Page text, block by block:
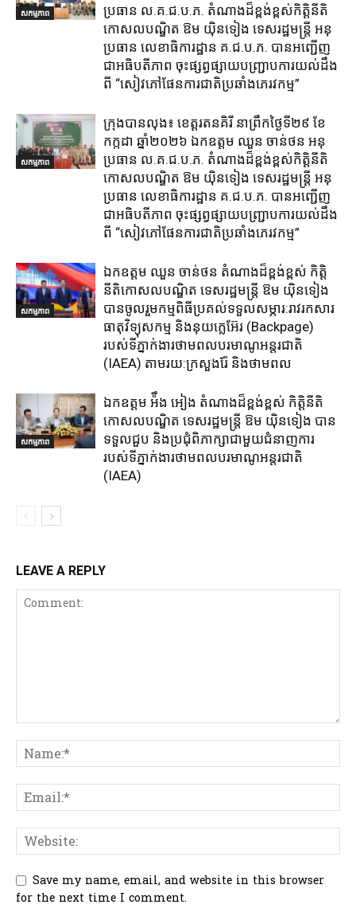
សកម្មភាព
ប្រធាន ល.គ.ជ.ប.ភ. តំណាង​ដ៏ខ្ពង់ខ្ពស់​កិត្តិនីតិ
កោសលបណ្ឌិត​ ឱម​ យ៉ិនទៀង​ ទេសរដ្ឋមន្រ្តី​ អនុ
ប្រធាន​ លេខាធិការ​ដ្ឋាន​ គ.ជ.ប.ភ​. បានអញ្ជើញ
ជាអធិបតីភាព​ ចុះផ្សព្វផ្សាយ​បញ្ជ្រាប​ការ​យល់​ដឹង​
ពី​ “សៀវភៅផែនការជាតិប្រឆាំងភេរវកម្ម”
សកម្មភាព
ក្រុង​បាន​លុង​៖ ខេត្ត​រតនគិរី​ នាព្រឹកថ្ងៃទី២៩ ខែ
កក្កដា ឆ្នាំ២០២៦ ឯកឧត្តម​ ឈួន ចាន់ថន អនុ
ប្រធាន ល.គ.ជ.ប.ភ. តំណាង​ដ៏ខ្ពង់ខ្ពស់​កិត្តិនីតិ
កោសលបណ្ឌិត​ ឱម​ យ៉ិនទៀង​ ទេសរដ្ឋមន្រ្តី​ អនុ
ប្រធាន​ លេខាធិការ​ដ្ឋាន​ គ.ជ.ប.ភ​. បានអញ្ជើញ
ជាអធិបតីភាព​ ចុះផ្សព្វផ្សាយ​បញ្ជ្រាប​ការ​យល់​ដឹង​
ពី​ “សៀវភៅផែនការជាតិប្រឆាំងភេរវកម្ម”
សកម្មភាព
ឯកឧត្តម ឈួន​ ចាន់ថន​ តំណាងដ៏ខ្ពង់ខ្ពស់ កិត្តិ
នីតិកោសលបណ្ឌិត ទេសរដ្ឋមន្ត្រី ឱម យ៉ិនទៀង
បានចូលរួមកម្មពិធីប្រគល់ទទួលសម្ភារ:​រាវរកសារ
ធាតុវិទ្យុសកម្ម​ និង​នុយក្លេអ៊ែរ​ (Backpage)
របស់ទីភ្នាក់ងារថាមពលបរមាណូអន្តរជាតិ
(IAEA) តាមរយ:ក្រសួងរ៉ែ និងថាមពល​
សកម្មភាព
ឯកឧត្តម អ៉ឹង អៀង តំណាងដ៏ខ្ពង់ខ្ពស់ កិត្តិនីតិ
កោសលបណ្ឌិត ទេសរដ្ឋមន្ត្រី ឱម យ៉ិនទៀង បាន
ទទួលជួប និងប្រជុំពិភាក្សាជាមួយជំនាញការ
របស់ទីភ្នាក់ងារថាមពលបរមាណូអន្តរជាតិ
(IAEA)
LEAVE A REPLY
Save my name, email, and website in this browser
for the next time I comment.